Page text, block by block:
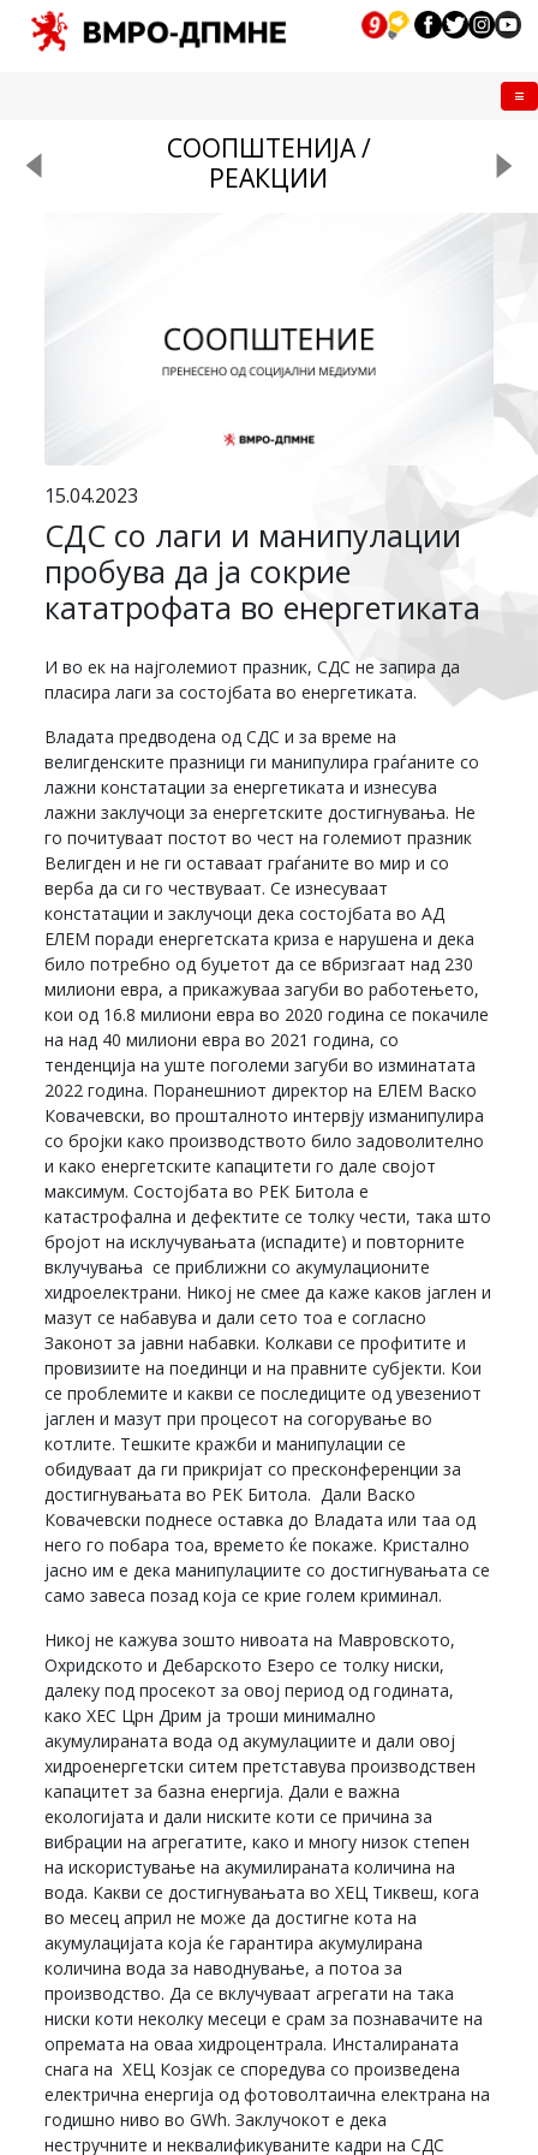
СООПШТЕНИЈА /
РЕАКЦИИ
15.04.2023
СДС со лаги и манипулации
пробува да ја сокрие
кататрофата во енергетиката
И во ек на најголемиот празник, СДС не запира да
пласира лаги за состојбата во енергетиката.
Владата предводена од СДС и за време на
велигденските празници ги манипулира граѓаните со
лажни констатации за енергетиката и изнесува
лажни заклучоци за енергетските достигнувања. Не
го почитуваат постот во чест на големиот празник
Велигден и не ги оставаат граѓаните во мир и со
верба да си го чествуваат. Се изнесуваат
констатации и заклучоци дека состојбата во АД
ЕЛЕМ поради енергетската криза е нарушена и дека
било потребно од буџетот да се вбризгаат над 230
милиони евра, а прикажуваа загуби во работењето,
кои од 16.8 милиони евра во 2020 година се покачиле
на над 40 милиони евра во 2021 година, со
тенденција на уште поголеми загуби во изминатата
2022 година. Поранешниот директор на ЕЛЕМ Васко
Ковачевски, во прошталното интервју изманипулира
со бројки како производството било задоволително
и како енергетските капацитети го дале својот
максимум. Состојбата во РЕК Битола е
катастрофална и дефектите се толку чести, така што
бројот на исклучувањата (испадите) и повторните
вклучувања се приближни со акумулационите
хидроелектрани. Никој не смее да каже каков јаглен и
мазут се набавува и дали сето тоа е согласно
Законот за јавни набавки. Колкави се профитите и
провизиите на поединци и на правните субјекти. Кои
се проблемите и какви се последиците од увезениот
јаглен и мазут при процесот на согорување во
котлите. Тешките кражби и манипулации се
обидуваат да ги прикријат со пресконференции за
достигнувањата во РЕК Битола. Дали Васко
Ковачевски поднесе оставка до Владата или таа од
него го побара тоа, времето ќе покаже. Кристално
јасно им е дека манипулациите со достигнувањата се
само завеса позад која се крие голем криминал.
Никој не кажува зошто нивоата на Мавровското,
Охридското и Дебарското Езеро се толку ниски,
далеку под просекот за овој период од годината,
како ХЕС Црн Дрим ја троши минимално
акумулираната вода од акумулациите и дали овој
хидроенергетски ситем претставува производствен
капацитет за базна енергија. Дали е важна
екологијата и дали ниските коти се причина за
вибрации на агрегатите, како и многу низок степен
на искористување на акумилираната количина на
вода. Какви се достигнувањата во ХЕЦ Тиквеш, кога
во месец април не може да достигне кота на
акумулацијата која ќе гарантира акумулирана
количина вода за наводнување, а потоа за
производство. Да се вклучуваат агрегати на така
ниски коти неколку месеци е срам за познавачите на
опремата на оваа хидроцентрала. Инсталираната
снага на ХЕЦ Козјак се споредува со произведена
електрична енергија од фотоволтаична електрана на
годишно ниво во GWh. Заклучокот е дека
нестручните и неквалификуваните кадри на СДС